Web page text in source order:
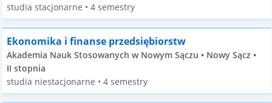
studia stacjonarne • 4 semestry
Ekonomika i finanse przedsiębiorstw
Akademia Nauk Stosowanych w Nowym Sączu • Nowy Sącz •
II stopnia
studia niestacjonarne • 4 semestry